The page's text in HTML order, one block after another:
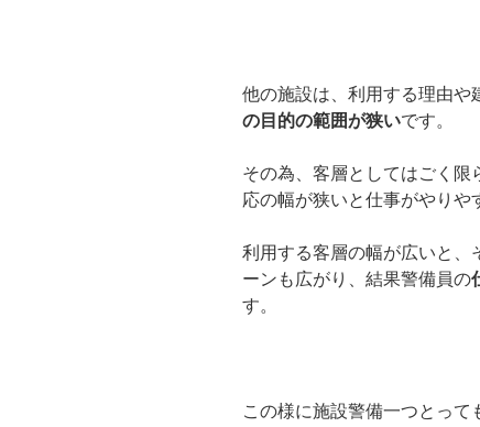
他の施設は、利用する理由や
の目的の範囲が狭いです。
その為、客層としてはごく
応の幅が狭いと仕事がやりや
利用する客層の幅が広いと、
ーンも広がり、結果警備員の
す。
この様に施設警備一つとって